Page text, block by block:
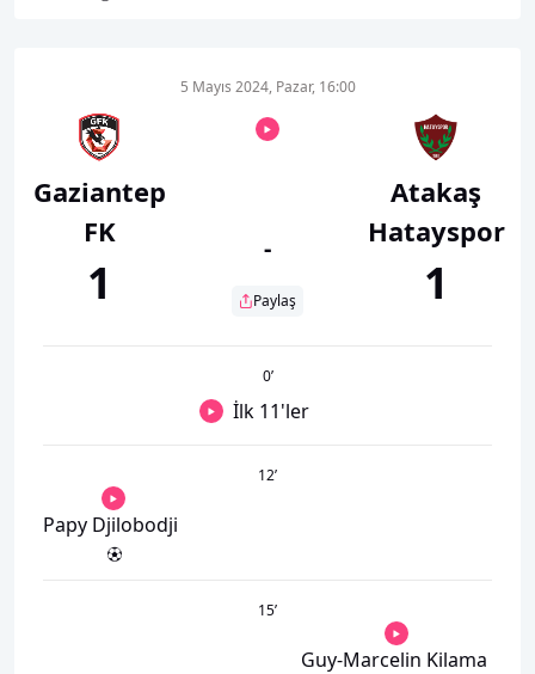
Gaziantep
FK
1
5 Mayıs 2024, Pazar, 16:00
-
Paylaş
Atakaş
Hatayspor
1
0’
İlk 11'ler
12’
Papy Djilobodji
15’
Guy-Marcelin Kilama